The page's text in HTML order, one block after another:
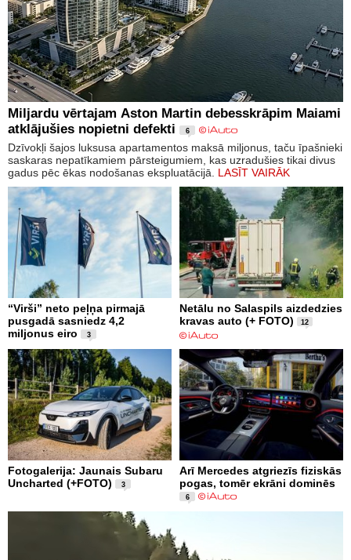
Miljardu vērtajam Aston Martin debesskrāpim Maiami
atklājušies nopietni defekti
6
Dzīvokļi šajos luksusa apartamentos maksā miljonus, taču īpašnieki
saskaras nepatīkamiem pārsteigumiem, kas uzradušies tikai divus
gadus pēc ēkas nodošanas ekspluatācijā. LASĪT VAIRĀK
“Virši” neto peļņa pirmajā
pusgadā sasniedz 4,2
miljonus eiro
3
Netālu no Salaspils aizdedzies
kravas auto (+ FOTO)
12
Fotogalerija: Jaunais Subaru
Uncharted (+FOTO)
3
Arī Mercedes atgriezīs fiziskās
pogas, tomēr ekrāni dominēs
6